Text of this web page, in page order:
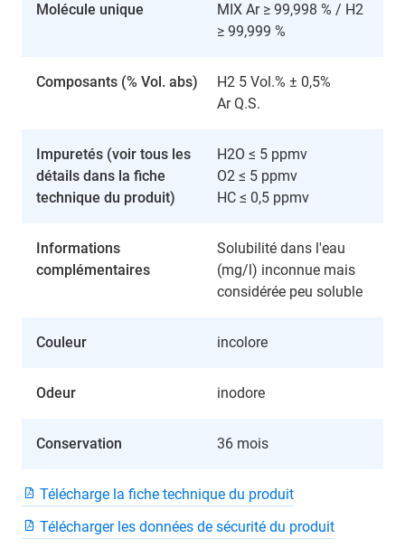
Molécule unique
MIX Ar ≥ 99,998 % / H2
≥ 99,999 %
Composants (% Vol. abs)
H2 5 Vol.% ± 0,5%
Ar Q.S.
Impuretés (voir tous les
détails dans la fiche
technique du produit)
H2O ≤ 5 ppmv
O2 ≤ 5 ppmv
HC ≤ 0,5 ppmv
Informations
complémentaires
Solubilité dans l'eau
(mg/l) inconnue mais
considérée peu soluble
Couleur incolore
Odeur inodore
Conservation 36 mois
Télécharge la fiche technique du produit
Télécharger les données de sécurité du produit